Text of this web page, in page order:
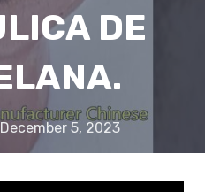
DE
December 5, 2023